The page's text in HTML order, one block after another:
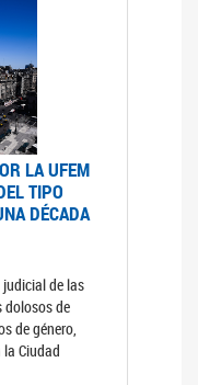
LA UFEM
TIPO
DÉCADA
de las
dolosos de
de género,
Ciudad